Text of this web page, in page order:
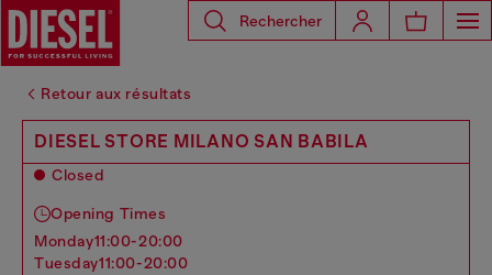
Rechercher
Retour aux résultats
DIESEL STORE MILANO SAN BABILA
Closed
Opening Times
monday11:00-20:00
tuesday11:00-20:00